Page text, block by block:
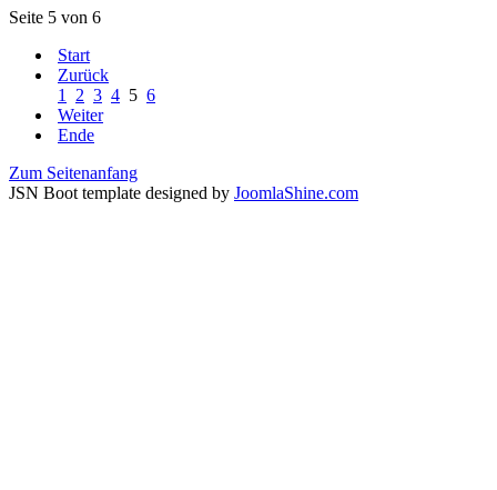
Seite 5 von 6
Start
Zurück
1
2 3 4 5 6
Weiter
Ende
Zum Seitenanfang
JSN Boot template designed by JoomlaShine.com